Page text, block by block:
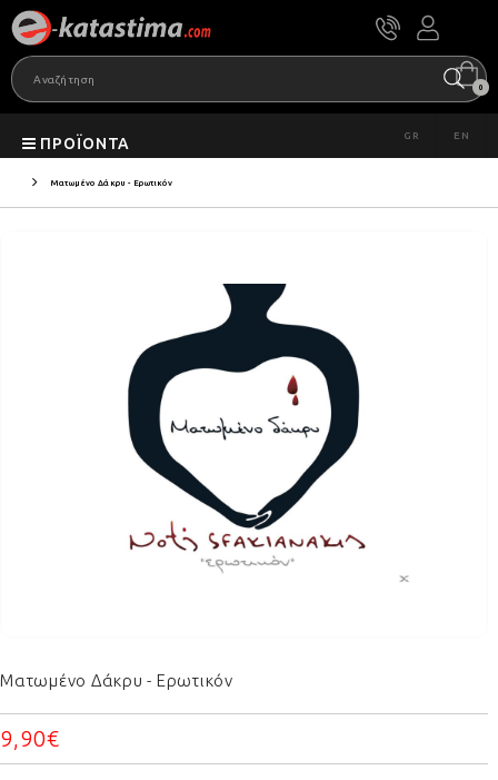
0
ΠΡΟΪΌΝΤΑ GR EN
Ματωμένο Δάκρυ - Ερωτικόν
Ματωμένο Δάκρυ - Ερωτικόν
9,90€